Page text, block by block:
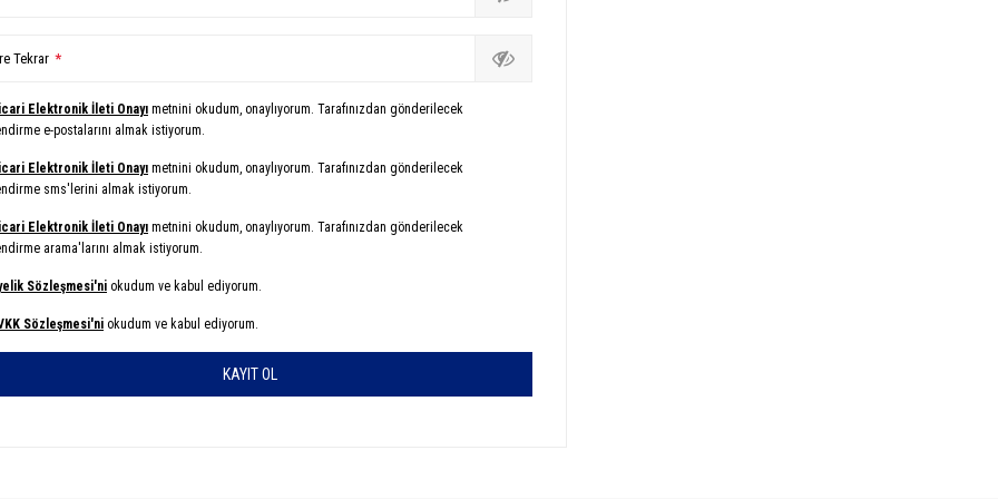
Tekrar *
Elektronik İleti Onayı metnini okudum, onaylıyorum. Tarafınızdan gönderilecek
e-postalarını almak istiyorum.
Elektronik İleti Onayı metnini okudum, onaylıyorum. Tarafınızdan gönderilecek
sms'lerini almak istiyorum.
Elektronik İleti Onayı metnini okudum, onaylıyorum. Tarafınızdan gönderilecek
arama'larını almak istiyorum.
Sözleşmesi'ni okudum ve kabul ediyorum.
Sözleşmesi'ni okudum ve kabul ediyorum.
KAYIT OL